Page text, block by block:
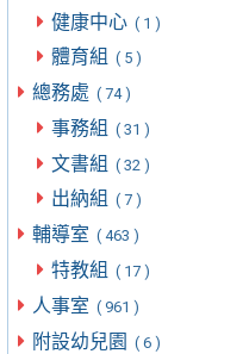
健康中心 ( 1 )
體育組 ( 5 )
總務處 ( 74 )
事務組 ( 31 )
文書組 ( 32 )
出納組 ( 7 )
輔導室 ( 463 )
特教組 ( 17 )
人事室 ( 961 )
附設幼兒園 ( 6 )